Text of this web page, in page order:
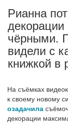
Рианна
чёрными.
видели с
книжкой в
На съёмках
к своему новому
озадачила
декорации